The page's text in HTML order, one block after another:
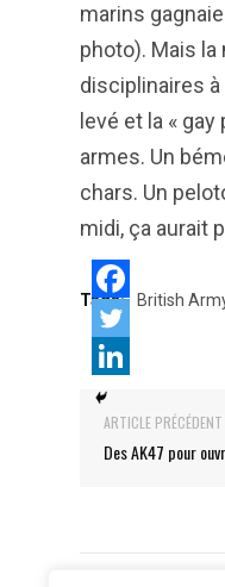
marins
photo). Mais la
disciplinaires
levé et la «
armes. Un
chars. Un
midi, ça aurait
Tags: British
ARTICLE PRÉCÉDENT
Des AK47 pour